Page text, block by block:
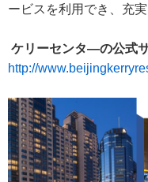
情
ま
す
。
本
文
に
ービスを利用でき、充
ケリーセンタ―の公式
http://